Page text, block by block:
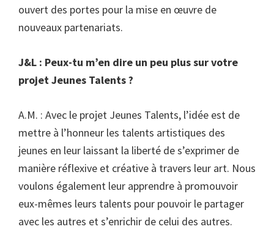
ouvert des portes pour la mise en œuvre de
nouveaux partenariats.
J&L : Peux-tu m’en dire un peu plus sur votre
projet Jeunes Talents ?
A.M. : Avec le projet Jeunes Talents, l’idée est de
mettre à l’honneur les talents artistiques des
jeunes en leur laissant la liberté de s’exprimer de
manière réflexive et créative à travers leur art. Nous
voulons également leur apprendre à promouvoir
eux-mêmes leurs talents pour pouvoir le partager
avec les autres et s’enrichir de celui des autres.